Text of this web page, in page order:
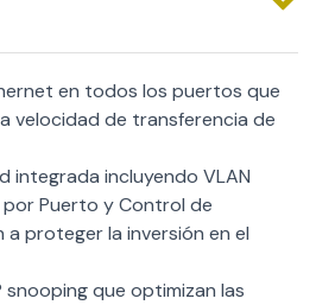
en todos los puertos que
velocidad de transferencia de
integrada incluyendo VLAN
por Puerto y Control de
proteger la inversión en el
snooping que optimizan las